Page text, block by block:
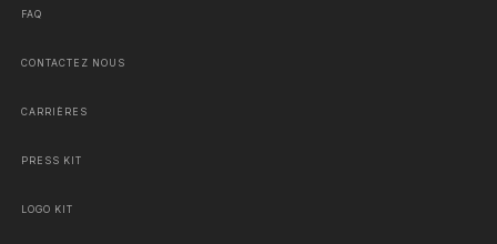
FAQ
CONTACTEZ NOUS
CARRIÈRES
PRESS KIT
LOGO KIT